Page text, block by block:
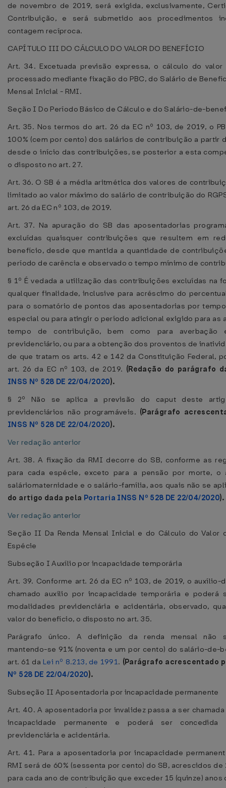
de novembro de 2019, será exigida, exclusivamente,
Contribuição, e será submetido aos procedimentos
contagem recíproca.
CAPÍTULO III DO CÁLCULO DO VALOR DO BENEFÍCIO
Art. 34. Excetuada previsão expressa, o cálculo do
processado mediante fixação do PBC, do Salário de
Mensal Inicial - RMI.
Seção I Do Período Básico de Cálculo e do Salário-de-
Art. 35. Nos termos do art. 26 da EC nº 103, de 2019, o
100% (cem por cento) dos salários de contribuição a partir
desde o início das contribuições, se posterior a esta
o disposto no art. 27.
Art. 36. O SB é a média aritmética dos valores de
limitado ao valor máximo do salário de contribuição do
art. 26 da EC nº 103, de 2019.
Art. 37. Na apuração do SB das aposentadorias
excluídas quaisquer contribuições que resultem em
benefício, desde que mantida a quantidade de
período de carência e observado o tempo mínimo de
§ 1º É vedada a utilização das contribuições excluídas na
qualquer finalidade, inclusive para acréscimo do
para o somatório de pontos das aposentadorias por
especial ou para atingir o período adicional exigido para as
tempo de contribuição, bem como para averbação
previdenciário, ou para a obtenção dos proventos de
de que tratam os arts. 42 e 142 da Constituição Federal,
art. 26 da EC nº 103, de 2019. (Redação do parágrafo
INSS Nº 528 DE 22/04/2020).
§ 2º Não se aplica a previsão do caput deste
previdenciários não programáveis. (Parágrafo
INSS Nº 528 DE 22/04/2020).
Ver redação anterior
Art. 38. A fixação da RMI decorre do SB, conforme as
para cada espécie, exceto para a pensão por morte, o
saláriomaternidade e o salário-família, aos quais não se
do artigo dada pela Portaria INSS Nº 528 DE 22/04/2020).
Ver redação anterior
Seção II Da Renda Mensal Inicial e do Cálculo do Valor
Espécie
Subseção I Auxílio por incapacidade temporária
Art. 39. Conforme art. 26 da EC nº 103, de 2019, o auxílio-
chamado auxílio por incapacidade temporária e poderá
modalidades previdenciária e acidentária, observado,
valor do benefício, o disposto no art. 35.
Parágrafo único. A definição da renda mensal não
mantendo-se 91% (noventa e um por cento) do salário-de-
art. 61 da Lei nº 8.213, de 1991. (Parágrafo acrescentado
Nº 528 DE 22/04/2020).
Subseção II Aposentadoria por incapacidade permanente
Art. 40. A aposentadoria por invalidez passa a ser
incapacidade permanente e poderá ser concedida
previdenciária e acidentária.
Art. 41. Para a aposentadoria por incapacidade
RMI será de 60% (sessenta por cento) do SB, acrescidos de
para cada ano de contribuição que exceder 15 (quinze)